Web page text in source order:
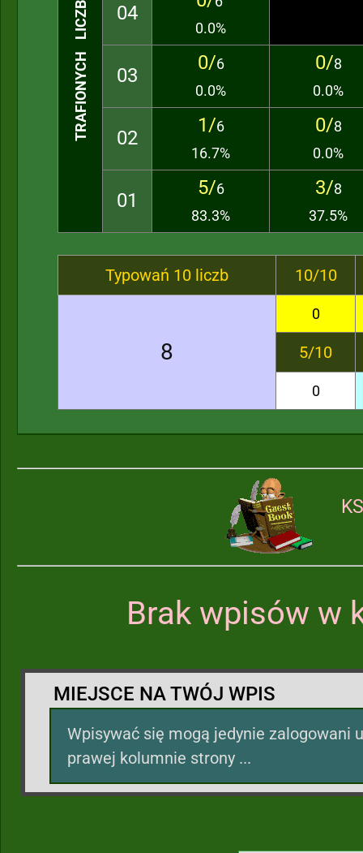
TRAFIONYCH LICZB 04
0.0%
03
0/6
0.0%
0/8
0.0%
02
1/6
16.7%
0/8
0.0%
01
5/6
83.3%
3/8
37.5%
Typowań 10 liczb 10/10
8
0
5/10
0
Brak wpisów w
MIEJSCE NA TWÓJ WPIS
Wpisywać się mogą jedynie zalogowani
prawej kolumnie strony ...